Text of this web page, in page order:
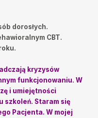
dorosłych.
CBT.
kryzysów
funkcjonowaniu. W
i umiejętności
szkoleń. Staram się
Pacjenta. W mojej